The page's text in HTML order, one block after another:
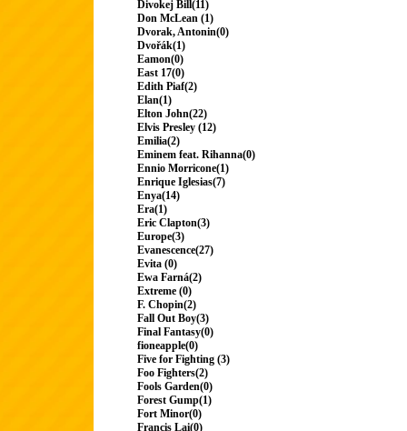
Divokej Bill(11)
Don McLean (1)
Dvorak, Antonin(0)
Dvořák(1)
Eamon(0)
East 17(0)
Edith Piaf(2)
Elan(1)
Elton John(22)
Elvis Presley (12)
Emilia(2)
Eminem feat. Rihanna(0)
Ennio Morricone(1)
Enrique Iglesias(7)
Enya(14)
Era(1)
Eric Clapton(3)
Europe(3)
Evanescence(27)
Evita (0)
Ewa Farná(2)
Extreme (0)
F. Chopin(2)
Fall Out Boy(3)
Final Fantasy(0)
fioneapple(0)
Five for Fighting (3)
Foo Fighters(2)
Fools Garden(0)
Forest Gump(1)
Fort Minor(0)
Francis Lai(0)